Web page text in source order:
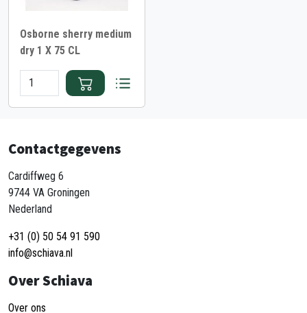
Osborne sherry medium
dry 1 X 75 CL
Contactgegevens
Cardiffweg 6
9744 VA Groningen
Nederland
+31 (0) 50 54 91 590
info@schiava.nl
Over Schiava
Over ons